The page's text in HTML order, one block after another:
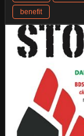
benefit